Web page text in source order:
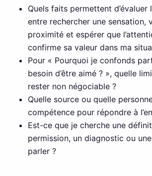
Quels faits permettent d’évaluer
entre rechercher une sensation,
proximité et espérer que
confirme sa valeur dans ma
Pour « Pourquoi je confonds
besoin d’être aimé ? », quelle
rester non négociable ?
Quelle source ou quelle
compétence pour répondre à
Est-ce que je cherche une
permission, un diagnostic ou
parler ?